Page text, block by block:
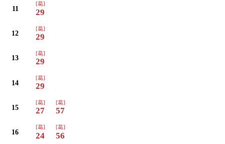
11
[葛]
29
12
[葛]
29
13
[葛]
29
14
[葛]
29
15
[葛]
27
[葛]
57
16
[葛]
24
[葛]
56